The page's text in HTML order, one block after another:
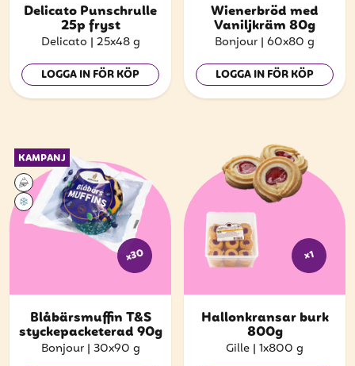
Delicato Punschrulle
25p fryst
Delicato | 25x48 g
LOGGA IN FÖR KÖP
Wienerbröd med
Vaniljkräm 80g
Bonjour | 60x80 g
LOGGA IN FÖR KÖP
KAMPANJ
x30
Blåbärsmuffin T&S
styckepacketerad 90g
Bonjour | 30x90 g
x1
Hallonkransar burk
800g
Gille | 1x800 g